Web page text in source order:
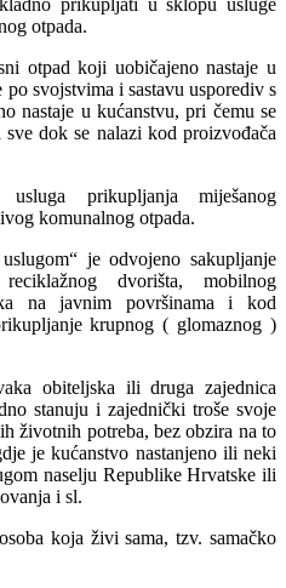
otpada.
otpad koji uobičajeno nastaje u
svojstvima i sastavu usporediv s
nastaje u kućanstvu, pri čemu se
dok se nalazi kod proizvođača
prikupljanja miješanog
komunalnog otpada.
je odvojeno sakupljanje
dvorišta, mobilnog
na javnim površinama i kod
krupnog ( glomaznog )
obiteljska ili druga zajednica
stanuju i zajednički troše svoje
životnih potreba, bez obzira na to
je kućanstvo nastanjeno ili neki
naselju Republike Hrvatske ili
i sl.
koja živi sama, tzv. samačko